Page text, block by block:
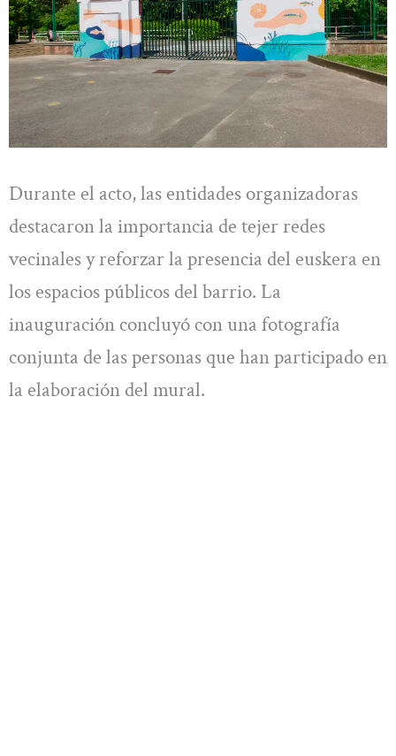
Durante el acto, las entidades organizadoras
destacaron la importancia de tejer redes
vecinales y reforzar la presencia del euskera en
los espacios públicos del barrio. La
inauguración concluyó con una fotografía
conjunta de las personas que han participado en
la elaboración del mural.